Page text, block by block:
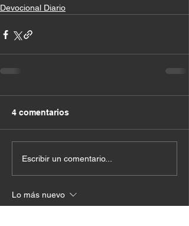
Devocional Diario
4 comentarios
Escribir un comentario...
Lo más nuevo